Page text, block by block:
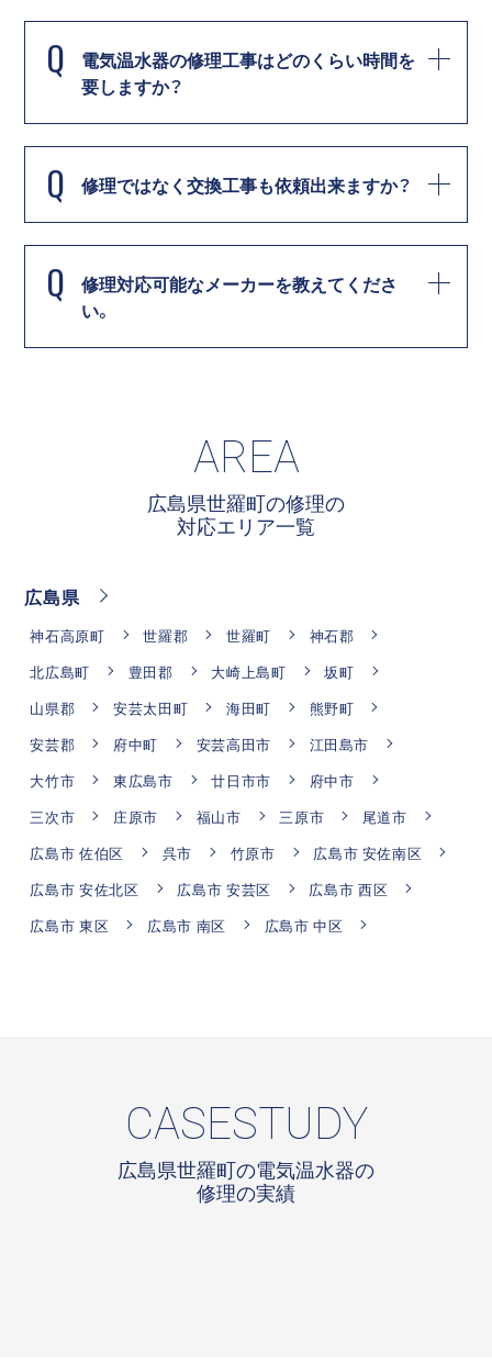
Q
電気温水器の修理工事はどのくらい時間を
要しますか？
Q 修理ではなく交換工事も依頼出来ますか？
Q
修理対応可能なメーカーを教えてくださ
い。
AREA
広島県世羅町の修理の
対応エリア一覧
広島県
神石高原町 世羅郡 世羅町
神石郡
北広島町
豊田郡 大崎上島町
坂町
山県郡
安芸太田町 海田町
熊野町
安芸郡
府中町 安芸高田市
江田島市
大竹市
東広島市 廿日市市
府中市
三次市
庄原市 福山市 三原市
尾道市
広島市 佐伯区
呉市 竹原市
広島市 安佐南区
広島市 安佐北区
広島市 安芸区
広島市 西区
広島市 東区
広島市 南区 広島市 中区
CASESTUDY
広島県世羅町の電気温水器の
修理の実績